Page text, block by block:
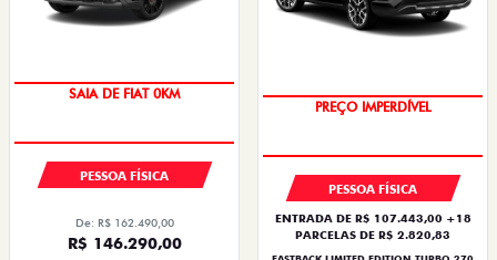
SAIA DE FIAT 0KM
PESSOA FÍSICA
De: R$ 162.490,00
R$ 146.290,00
PREÇO IMPERDÍVEL
PESSOA FÍSICA
ENTRADA DE R$ 107.443,00 +18
PARCELAS DE R$ 2.820,83